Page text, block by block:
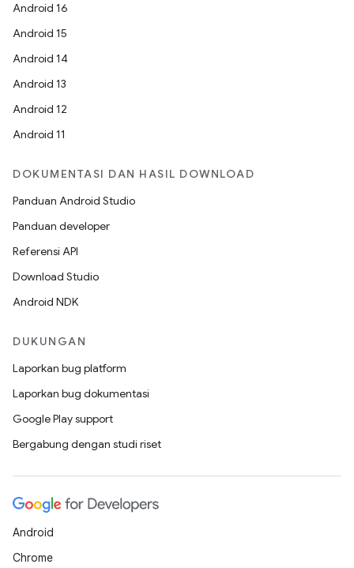
Android 16
Android 15
Android 14
Android 13
Android 12
Android 11
DOKUMENTASI DAN HASIL DOWNLOAD
Panduan Android Studio
Panduan developer
Referensi API
Download Studio
Android NDK
DUKUNGAN
Laporkan bug platform
Laporkan bug dokumentasi
Google Play support
Bergabung dengan studi riset
Android
Chrome